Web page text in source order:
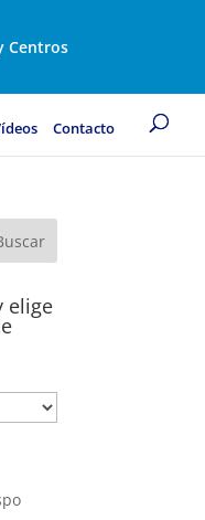
Centros
Contacto
elige